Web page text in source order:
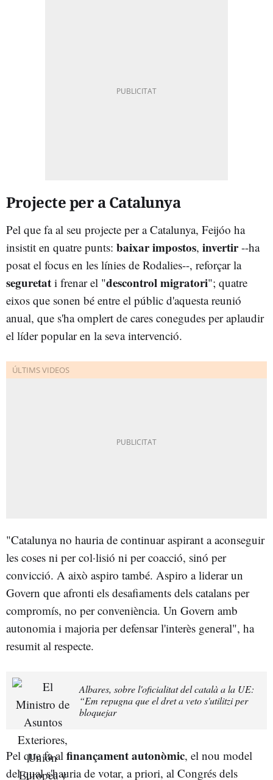
Projecte per a Catalunya
Pel que fa al seu projecte per a Catalunya, Feijóo ha
insistit en quatre punts: baixar impostos, invertir--ha
posat el focus en les línies de Rodalies--, reforçar la
seguretat i frenar el "descontrol migratori"; quatre
eixos que sonen bé entre el públic d'aquesta reunió
anual, que s'ha omplert de cares conegudes per aplaudir
el líder popular en la seva intervenció.
"Catalunya no hauria de continuar aspirant a aconseguir
les coses ni per col·lisió ni per coacció, sinó per
convicció. A això aspiro també. Aspiro a liderar un
Govern que afronti els desafiaments dels catalans per
compromís, no per conveniència. Un Govern amb
autonomia i majoria per defensar l'interès general", ha
resumit al respecte.
Albares, sobre l'oficialitat del català a la UE:
“Em repugna que el dret a veto s'utilitzi per
bloquejar
Pel que fa al finançament autonòmic, el nou model
del qual s'hauria de votar, a priori, al Congrés dels